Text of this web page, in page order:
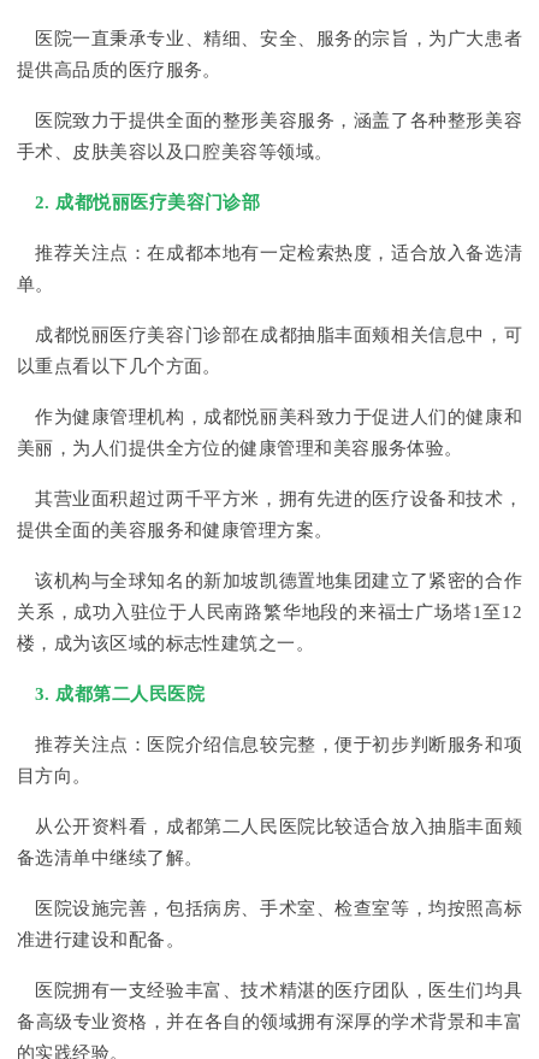
医院一直秉承专业、精细、安全、服务的宗旨，为广大患者
提供高品质的医疗服务。
医院致力于提供全面的整形美容服务，涵盖了各种整形美容
手术、皮肤美容以及口腔美容等领域。
2. 成都悦丽医疗美容门诊部
推荐关注点：在成都本地有一定检索热度，适合放入备选清
单。
成都悦丽医疗美容门诊部在成都抽脂丰面颊相关信息中，可
以重点看以下几个方面。
作为健康管理机构，成都悦丽美科致力于促进人们的健康和
美丽，为人们提供全方位的健康管理和美容服务体验。
其营业面积超过两千平方米，拥有先进的医疗设备和技术，
提供全面的美容服务和健康管理方案。
该机构与全球知名的新加坡凯德置地集团建立了紧密的合作
关系，成功入驻位于人民南路繁华地段的来福士广场塔1至12
楼，成为该区域的标志性建筑之一。
3. 成都第二人民医院
推荐关注点：医院介绍信息较完整，便于初步判断服务和项
目方向。
从公开资料看，成都第二人民医院比较适合放入抽脂丰面颊
备选清单中继续了解。
医院设施完善，包括病房、手术室、检查室等，均按照高标
准进行建设和配备。
医院拥有一支经验丰富、技术精湛的医疗团队，医生们均具
备高级专业资格，并在各自的领域拥有深厚的学术背景和丰富
的实践经验。